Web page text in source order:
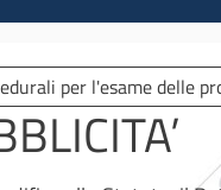
per l'esame delle